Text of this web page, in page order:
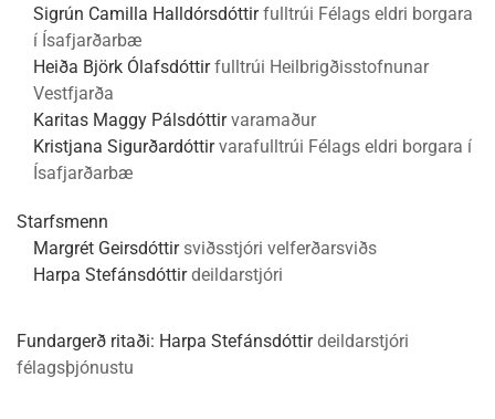
Sigrún Camilla Halldórsdóttir fulltrúi Félags eldri borgara
í Ísafjarðarbæ
Heiða Björk Ólafsdóttir fulltrúi Heilbrigðisstofnunar
Vestfjarða
Karitas Maggy Pálsdóttir varamaður
Kristjana Sigurðardóttir varafulltrúi Félags eldri borgara í
Ísafjarðarbæ
Starfsmenn
Margrét Geirsdóttir sviðsstjóri velferðarsviðs
Harpa Stefánsdóttir deildarstjóri
Fundargerð ritaði: Harpa Stefánsdóttir deildarstjóri
félagsþjónustu